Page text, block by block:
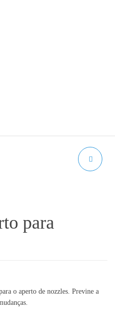
para
o aperto de nozzles. Previne a